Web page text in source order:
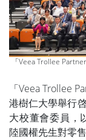
「Veea Trollee
「Veea Trollee
港樹仁大學舉行
大校董會委員，
陸國權先生對零